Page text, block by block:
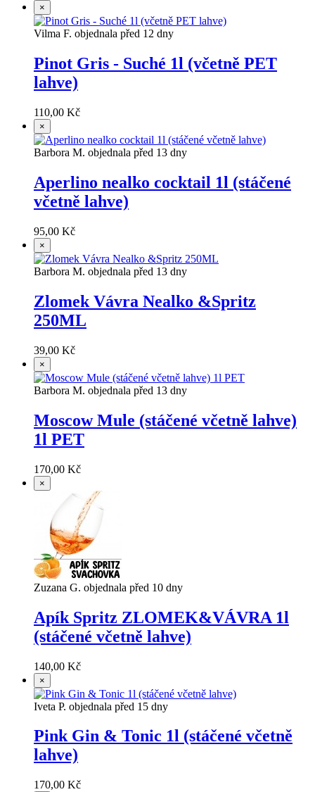
×
Vilma F. objednala před 12 dny
Pinot Gris - Suché 1l (včetně PET
lahve)
110,00 Kč
×
Barbora M. objednala před 13 dny
Aperlino nealko cocktail 1l (stáčené
včetně lahve)
95,00 Kč
×
Barbora M. objednala před 13 dny
Zlomek Vávra Nealko &Spritz
250ML
39,00 Kč
×
Barbora M. objednala před 13 dny
Moscow Mule (stáčené včetně lahve)
1l PET
170,00 Kč
×
Zuzana G. objednala před 10 dny
Apík Spritz ZLOMEK&VÁVRA 1l
(stáčené včetně lahve)
140,00 Kč
×
Iveta P. objednala před 15 dny
Pink Gin & Tonic 1l (stáčené včetně
lahve)
170,00 Kč